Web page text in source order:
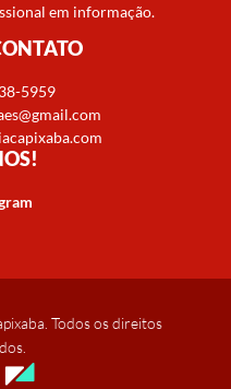
em informação.
5959
Todos os direitos